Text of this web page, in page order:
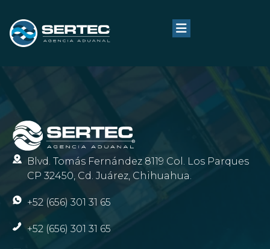
Blvd. Tomás Fernández 8119 Col. Los Parques
CP 32450, Cd. Juárez, Chihuahua.
+52 (656) 301 31 65
+52 (656) 301 31 65